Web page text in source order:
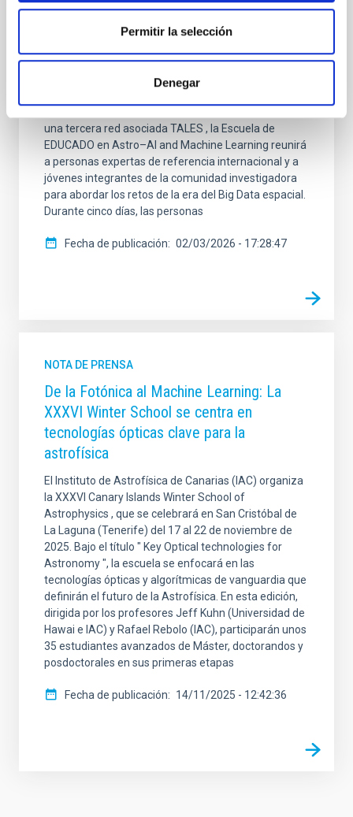
Permitir la selección
Denegar
Del 2 al 6 de marzo de 2026, la Universidad de Gante
la astrofísica y la inteligencia artificial. Organizada
conjuntamente por las Redes de Doctorado MSCA
una tercera red asociada TALES , la Escuela de
EDUCADO en Astro–AI and Machine Learning reunirá
a personas expertas de referencia internacional y a
jóvenes integrantes de la comunidad investigadora
para abordar los retos de la era del Big Data espacial.
Durante cinco días, las personas
Fecha de publicación 02/03/2026 - 17:28:47
NOTA DE PRENSA
De la Fotónica al Machine Learning: La
XXXVI Winter School se centra en
tecnologías ópticas clave para la
astrofísica
El Instituto de Astrofísica de Canarias (IAC) organiza
la XXXVI Canary Islands Winter School of
Astrophysics , que se celebrará en San Cristóbal de
La Laguna (Tenerife) del 17 al 22 de noviembre de
2025. Bajo el título " Key Optical technologies for
Astronomy ", la escuela se enfocará en las
tecnologías ópticas y algorítmicas de vanguardia que
definirán el futuro de la Astrofísica. En esta edición,
dirigida por los profesores Jeff Kuhn (Universidad de
Hawai e IAC) y Rafael Rebolo (IAC), participarán unos
35 estudiantes avanzados de Máster, doctorandos y
posdoctorales en sus primeras etapas
Fecha de publicación 14/11/2025 - 12:42:36